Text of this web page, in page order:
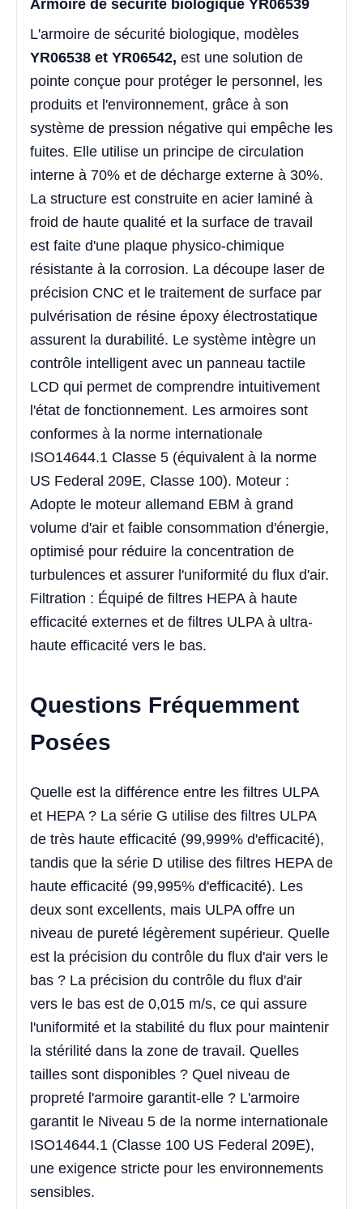
Armoire de sécurité biologique YR06539
L'armoire de sécurité biologique, modèles
YR06538 et YR06542, est une solution de
pointe conçue pour protéger le personnel, les
produits et l'environnement, grâce à son
système de pression négative qui empêche les
fuites. Elle utilise un principe de circulation
interne à 70% et de décharge externe à 30%.
La structure est construite en acier laminé à
froid de haute qualité et la surface de travail
est faite d'une plaque physico-chimique
résistante à la corrosion. La découpe laser de
précision CNC et le traitement de surface par
pulvérisation de résine époxy électrostatique
assurent la durabilité. Le système intègre un
contrôle intelligent avec un panneau tactile
LCD qui permet de comprendre intuitivement
l'état de fonctionnement. Les armoires sont
conformes à la norme internationale
ISO14644.1 Classe 5 (équivalent à la norme
US Federal 209E, Classe 100). Moteur :
Adopte le moteur allemand EBM à grand
volume d'air et faible consommation d'énergie,
optimisé pour réduire la concentration de
turbulences et assurer l'uniformité du flux d'air.
Filtration : Équipé de filtres HEPA à haute
efficacité externes et de filtres ULPA à ultra-
haute efficacité vers le bas.
Questions Fréquemment
Posées
Quelle est la différence entre les filtres ULPA
et HEPA ? La série G utilise des filtres ULPA
de très haute efficacité (99,999% d'efficacité),
tandis que la série D utilise des filtres HEPA de
haute efficacité (99,995% d'efficacité). Les
deux sont excellents, mais ULPA offre un
niveau de pureté légèrement supérieur. Quelle
est la précision du contrôle du flux d'air vers le
bas ? La précision du contrôle du flux d'air
vers le bas est de 0,015 m/s, ce qui assure
l'uniformité et la stabilité du flux pour maintenir
la stérilité dans la zone de travail. Quelles
tailles sont disponibles ? Quel niveau de
propreté l'armoire garantit-elle ? L'armoire
garantit le Niveau 5 de la norme internationale
ISO14644.1 (Classe 100 US Federal 209E),
une exigence stricte pour les environnements
sensibles.